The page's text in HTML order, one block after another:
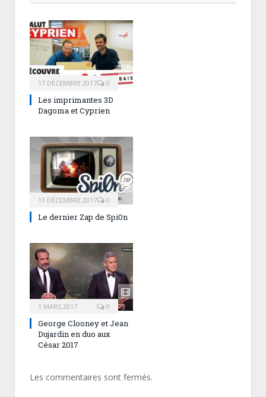
17 DÉCEMBRE 2017 0
Les imprimantes 3D
Dagoma et Cyprien
11 DÉCEMBRE 2017 0
Le dernier Zap de Spi0n
1 MARS 2017 0
George Clooney et Jean
Dujardin en duo aux
César 2017
Les commentaires sont fermés.